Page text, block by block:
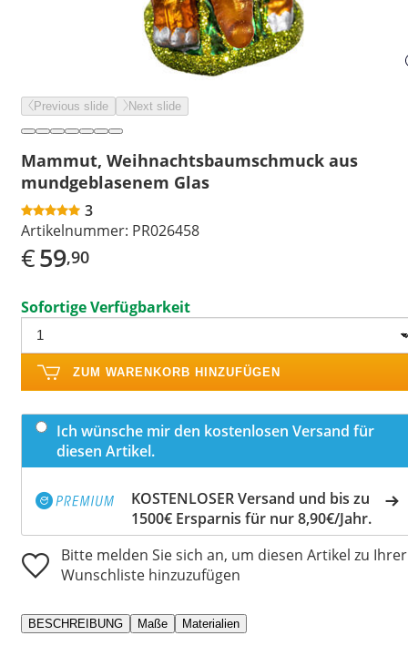
Previous slide Next slide
Mammut, Weihnachtsbaumschmuck aus
mundgeblasenem Glas
3
Artikelnummer: PR026458
€59,90
Sofortige Verfügbarkeit
ZUM WARENKORB HINZUFÜGEN
Ich wünsche mir den kostenlosen Versand für
diesen Artikel.
KOSTENLOSER Versand und bis zu
1500€ Ersparnis für nur 8,90€/Jahr.
Bitte melden Sie sich an, um diesen Artikel zu Ihrer
Wunschliste hinzuzufügen
BESCHREIBUNG Maße Materialien